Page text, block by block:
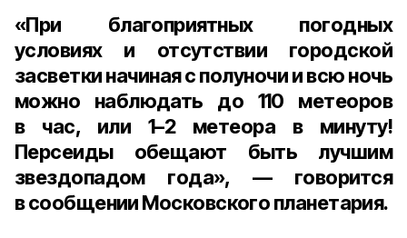
«При благоприятных погодных
условиях и отсутствии городской
засветки начиная с полуночи и всю ночь
можно наблюдать до 110 метеоров
в час, или 1–2 метеорав минуту!
Персеиды обещают быть лучшим
звездопадом года», — говорится
в сообщении Московского планетария.